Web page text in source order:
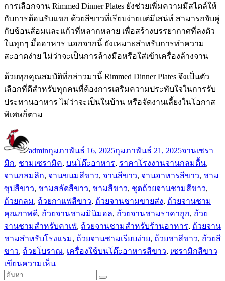
การเลือกจาน Rimmed Dinner Plates ยังช่วยเพิ่มความมีสไตล์ให้
กับการต้อนรับแขก ด้วยสีขาวที่เรียบง่ายแต่มีเสน่ห์ สามารถจับคู่
กับช้อนส้อมและแก้วที่หลากหลาย เพื่อสร้างบรรยากาศที่ลงตัว
ในทุกๆ มื้ออาหาร นอกจากนี้ ยังเหมาะสำหรับการทำความ
สะอาดง่าย ไม่ว่าจะเป็นการล้างมือหรือใส่เข้าเครื่องล้างจาน
ด้วยทุกคุณสมบัติที่กล่าวมานี้ Rimmed Dinner Plates จึงเป็นตัว
เลือกที่ดีสำหรับทุกคนที่ต้องการเสริมความประทับใจในการรับ
ประทานอาหาร ไม่ว่าจะเป็นในบ้าน หรือจัดงานเลี้ยงในโอกาส
พิเศษก็ตาม
เขียน
adminเมื่อ
กุมภาพันธ์ 16, 2025กุมภาพันธ์ 21, 2025หมู่
จานเซรา
มิก, ชามเซรามิค, บนโต๊ะอาหาร, ราคาโรงงานป้าย
กำกับ
จานกลมตื้น,
จานกลมลึก, จานขนมสีขาว, จานสีขาว, จานอาหารสีขาว, ชาม
ซุปสีขาว, ชามสลัดสีขาว, ชามสีขาว, ชุดถ้วยจานชามสีขาว,
ถ้วยกลม, ถ้วยกาแฟสีขาว, ถ้วยจานชามขายส่ง, ถ้วยจานชาม
คุณภาพดี, ถ้วยจานชามมินิมอล, ถ้วยจานชามราคาถูก, ถ้วย
จานชามสำหรับคาเฟ่, ถ้วยจานชามสำหรับร้านอาหาร, ถ้วยจาน
ชามสำหรับโรงแรม, ถ้วยจานชามเรียบง่าย, ถ้วยชาสีขาว, ถ้วยสี
ขาว, ถ้วยโบราณ, เครื่องใช้บนโต๊ะอาหารสีขาว, เซรามิกสีขาว
เขียนความเห็นบน
ค้นหา: